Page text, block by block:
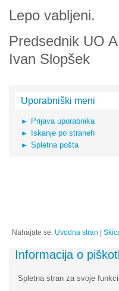
Lepo vabljeni.
Predsednik UO
Ivan Slopšek
Uporabniški meni
Prijava uporabnika
Iskanje po straneh
Spletna pošta
Nahajate se: Uvodna stran
Informacija o
Spletna stran za svoje